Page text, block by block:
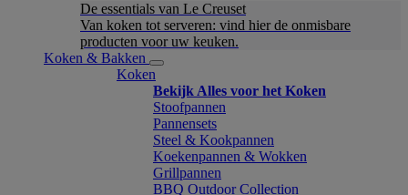
De essentials van Le Creuset
Van koken tot serveren: vind hier de onmisbare
producten voor uw keuken.
Koken & Bakken
Koken
Bekijk Alles voor het Koken
Stoofpannen
Pannensets
Steel & Kookpannen
Koekenpannen & Wokken
Grillpannen
BBQ Outdoor Collection